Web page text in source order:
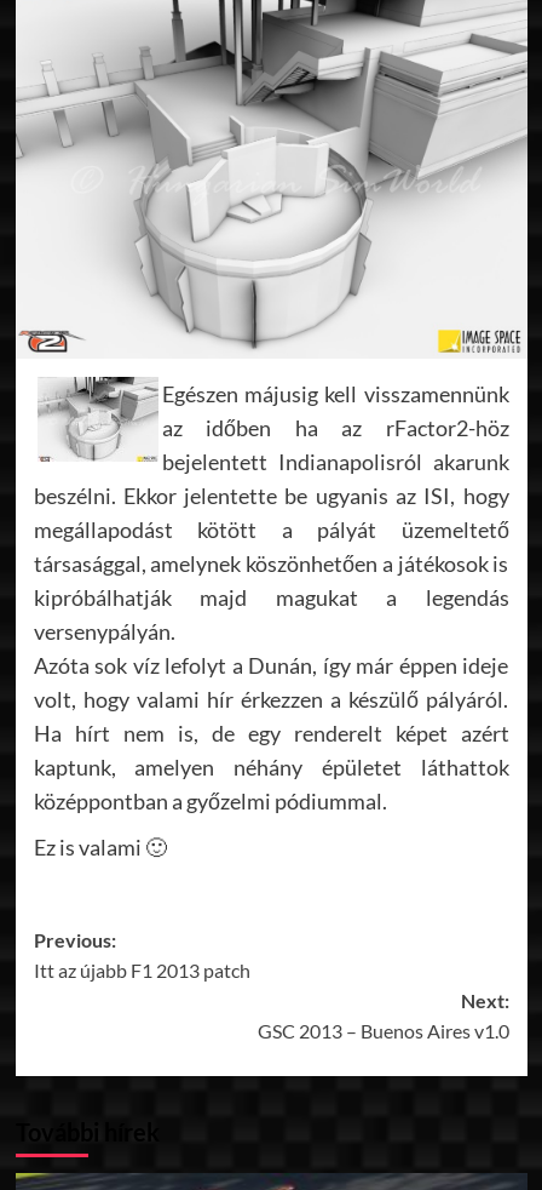
Egészen májusig kell visszamennünk
az időben ha az rFactor2-höz
bejelentett Indianapolisról akarunk
beszélni. Ekkor jelentette be ugyanis az ISI, hogy
megállapodást kötött a pályát üzemeltető
társasággal, amelynek köszönhetően a játékosok is
kipróbálhatják majd magukat a legendás
versenypályán.
Azóta sok víz lefolyt a Dunán, így már éppen ideje
volt, hogy valami hír érkezzen a készülő pályáról.
Ha hírt nem is, de egy renderelt képet azért
kaptunk, amelyen néhány épületet láthattok
középpontban a győzelmi pódiummal.
Ez is valami 🙂
Post
navigation
Previous:
Itt az újabb F1 2013 patch
Next:
GSC 2013 – Buenos Aires v1.0
További hírek